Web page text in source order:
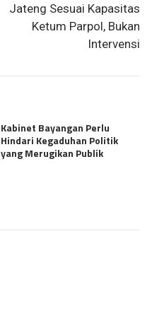
Jateng Sesuai Kapasitas
Ketum Parpol, Bukan
Intervensi
Kabinet Bayangan Perlu
Hindari Kegaduhan Politik
yang Merugikan Publik